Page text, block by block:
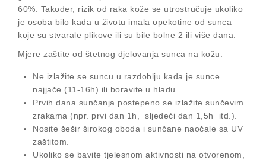
60%. Također, rizik od raka kože se utrostručuje ukoliko
je osoba bilo kada u životu imala opekotine od sunca
koje su stvarale plikove ili su bile bolne 2 ili više dana.
Mjere zaštite od štetnog djelovanja sunca na kožu:
Ne izlažite se suncu u razdoblju kada je sunce
najjače (11-16h) ili boravite u hladu.
Prvih dana sunčanja postepeno se izlažite sunčevim
zrakama (npr. prvi dan 1h, sljedeći dan 1,5h itd.).
Nosite šešir širokog oboda i sunčane naočale sa UV
zaštitom.
Ukoliko se bavite tjelesnom aktivnosti na otvorenom,